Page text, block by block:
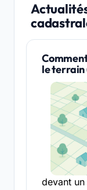
le terrain
devant